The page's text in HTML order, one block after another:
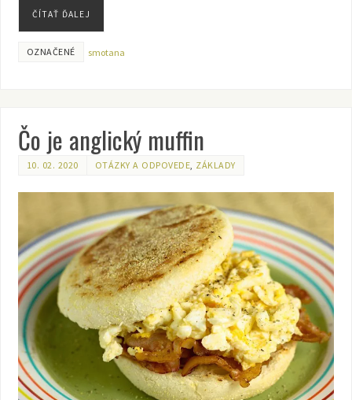
ČÍTAŤ ĎALEJ
OZNAČENÉ smotana
Čo je anglický muffin
10. 02. 2020 OTÁZKY A ODPOVEDE, ZÁKLADY